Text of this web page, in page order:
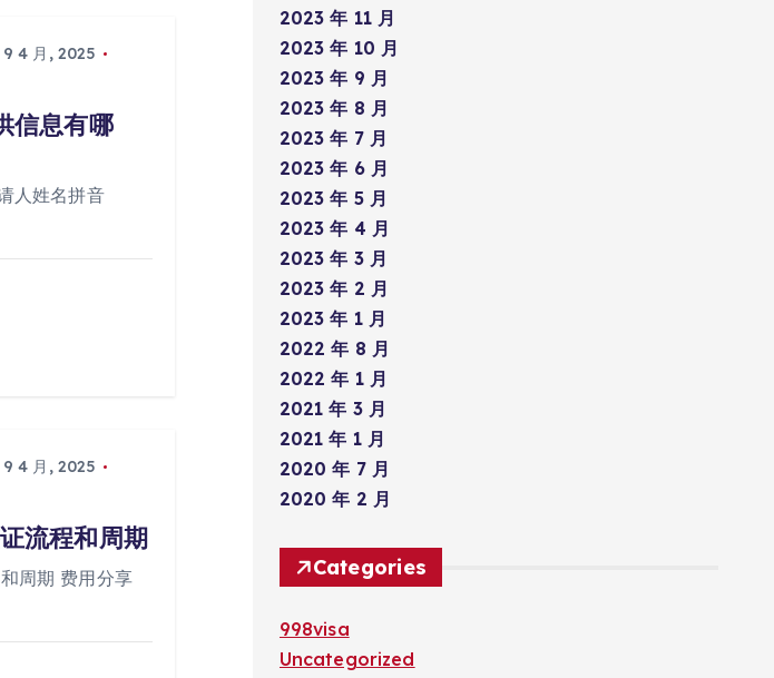
9 4 月, 2025
信息有哪
人姓名拼音
9 4 月, 2025
流程和周期
周期 费用分享
2023 年 11 月
2023 年 10 月
2023 年 9 月
2023 年 8 月
2023 年 7 月
2023 年 6 月
2023 年 5 月
2023 年 4 月
2023 年 3 月
2023 年 2 月
2023 年 1 月
2022 年 8 月
2022 年 1 月
2021 年 3 月
2021 年 1 月
2020 年 7 月
2020 年 2 月
Categories
998visa
Uncategorized